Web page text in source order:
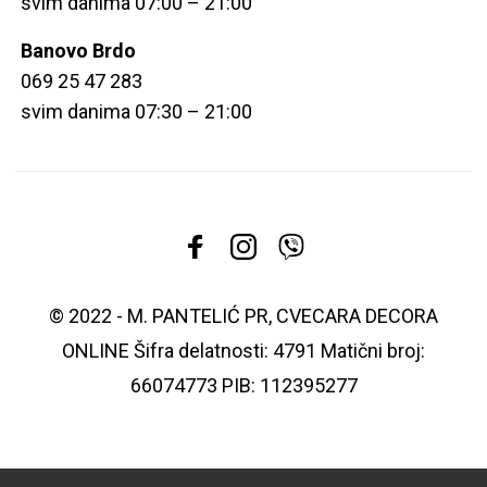
Banovo Brdo
069 25 47 283
svim danima 07:30 – 21:00
© 2022 - M. PANTELIĆ PR, CVECARA DECORA
ONLINE Šifra delatnosti: 4791 Matični broj:
66074773 PIB: 112395277